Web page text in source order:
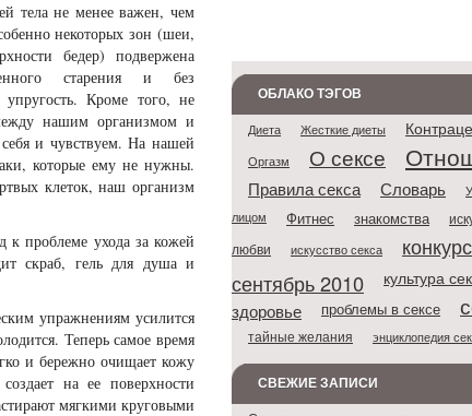
тела не менее важен, чем
некоторых зон (шеи,
бедер) подвержена
старения и без
упругость. Кроме того, не
нашим организмом и
и чувствуем. На нашей
которые ему не нужны.
клеток, наш организм
к проблеме ухода за кожей
скраб, гель для душа и
упражнениям усилится
Теперь самое время
и бережно очищает кожу
на ее поверхности
мягкими круговыми
ОБЛАКО ТЭГОВ
Диета Жесткие диеты
Оргазм О сексе
Правила секса Словарь
лицом Фитнес знакомства
любви искусство секса конкурс
сентябрь 2010 культура
здоровье проблемы в сексе
тайные желания энциклопедия
СВЕЖИЕ ЗАПИСИ